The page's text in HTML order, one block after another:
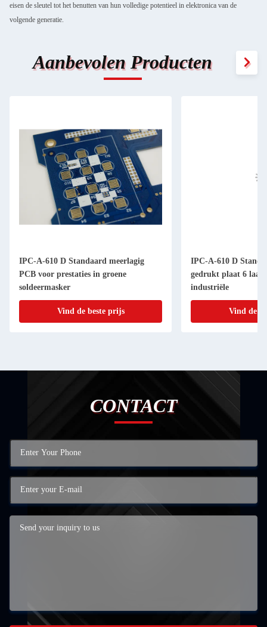
eisen de sleutel tot het benutten van hun volledige potentieel in elektronica van de
volgende generatie.
Aanbevolen Producten
IPC-A-610 D Standaard meerlagig
PCB voor prestaties in groene
soldeermasker
Vind de beste prijs
IPC-A-610 D
gedrukt plaat 6
industriële
Vind de
CONTACT